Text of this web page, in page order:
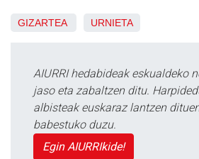
GIZARTEA URNIETA
AIURRI hedabideak eskualdeko
jaso eta zabaltzen ditu.
albisteak euskaraz lantzen
babestuko duzu.
Egin AIURRIkide!